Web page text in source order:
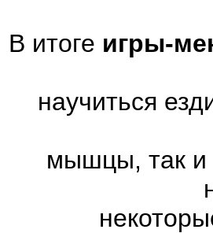
В итоге игры-
научиться
мышцы, так и